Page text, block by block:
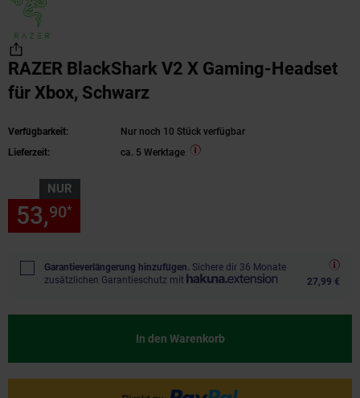
RAZER BlackShark V2 X Gaming-Headset
für Xbox, Schwarz
Verfügbarkeit:
Nur noch 10 Stück verfügbar
Lieferzeit:
ca. 5 Werktage
NUR
53,90*
Garantieverlängerung hinzufügen. Sichere dir 36 Monate
zusätzlichen Garantieschutz mit
27,99 €
In den Warenkorb